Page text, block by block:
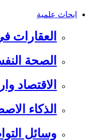
ابحاث علمية
العقارات في مصر 2025 : نصائح
الصحة النفسية الرقمية
الاقتصاد وارتفاع الأسعار
الذكاء الاصطناعي 2025 في حياتك اليومية :
وسائل